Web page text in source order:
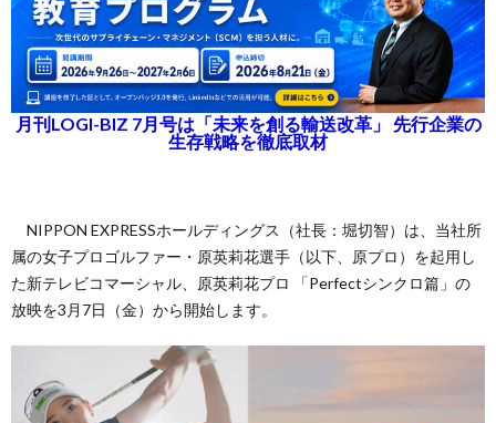
月刊LOGI-BIZ 7月号は「未来を創る輸送改革」 先行企業の
生存戦略を徹底取材
NIPPON EXPRESSホールディングス（社長：堀切智）は、当社所
属の女子プロゴルファー・原英莉花選手（以下、原プロ）を起用し
た新テレビコマーシャル、原英莉花プロ 「Perfectシンクロ篇」の
放映を3月7日（金）から開始します。